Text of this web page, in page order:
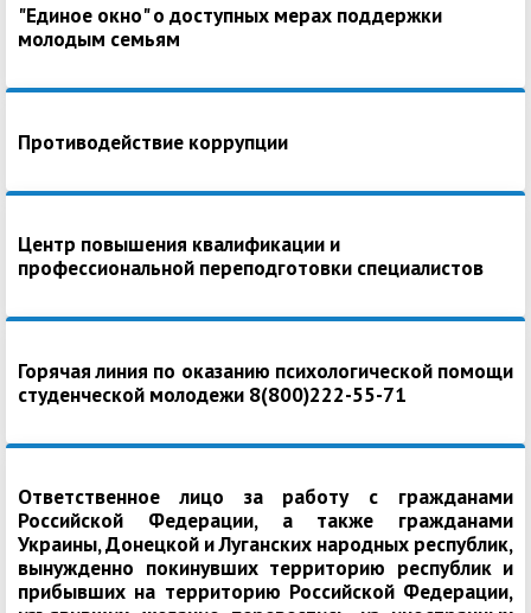
"Единое окно" о доступных мерах поддержки
молодым семьям
Противодействие коррупции
Центр повышения квалификации и
профессиональной переподготовки специалистов
Горячая линия по оказанию психологической помощи
студенческой молодежи 8(800)222-55-71
Ответственное лицо за работу с гражданами
Российской Федерации, а также гражданами
Украины, Донецкой и Луганских народных республик,
вынужденно покинувших территорию республик и
прибывших на территорию Российской Федерации,